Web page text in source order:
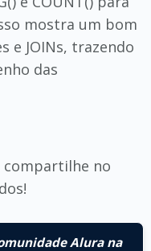
mostra um bom
e JOINs, trazendo
das
compartilhe no
Alura na